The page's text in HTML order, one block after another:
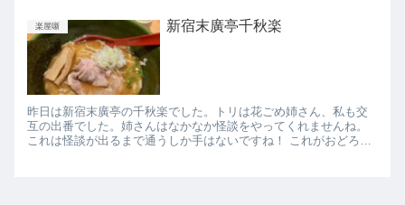
楽屋噺 新宿末廣亭千秋楽
昨日は新宿末廣亭の千秋楽でした。トリは花ごめ姉さん、私も交
互の出番でした。姉さんはなかなか怪談をやってくれませんね。
これは怪談が出るまで通うしか手はないですね！ これがおどろお